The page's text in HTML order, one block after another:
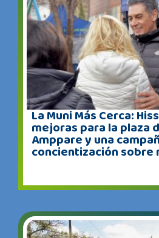
La Muni Más Cerca:
mejoras para la plaza
Amppare y una
concientización sobre